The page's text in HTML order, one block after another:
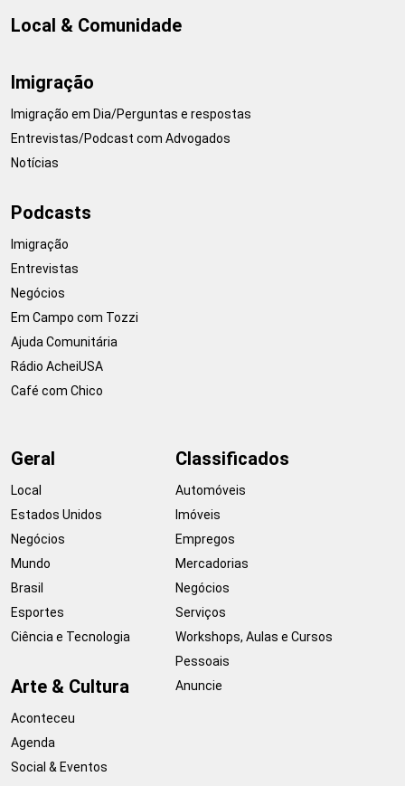
Local & Comunidade
Imigração
Imigração em Dia/Perguntas e respostas
Entrevistas/Podcast com Advogados
Notícias
Podcasts
Imigração
Entrevistas
Negócios
Em Campo com Tozzi
Ajuda Comunitária
Rádio AcheiUSA
Café com Chico
Geral
Local
Estados Unidos
Negócios
Mundo
Brasil
Esportes
Ciência e Tecnologia
Arte & Cultura
Aconteceu
Agenda
Social & Eventos
Classificados
Automóveis
Imóveis
Empregos
Mercadorias
Negócios
Serviços
Workshops, Aulas e Cursos
Pessoais
Anuncie